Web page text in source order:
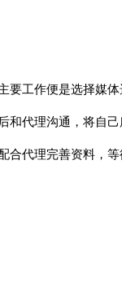
工作便是选择媒体
代理沟通，将自
代理完善资料，等